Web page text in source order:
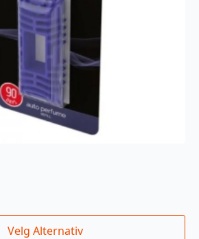
Velg Alternativ